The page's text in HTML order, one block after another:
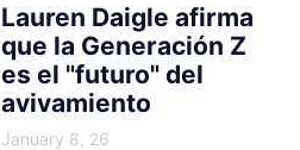
Lauren Daigle afirma
que la Generación Z
es el "futuro" del
avivamiento
January 8, 26